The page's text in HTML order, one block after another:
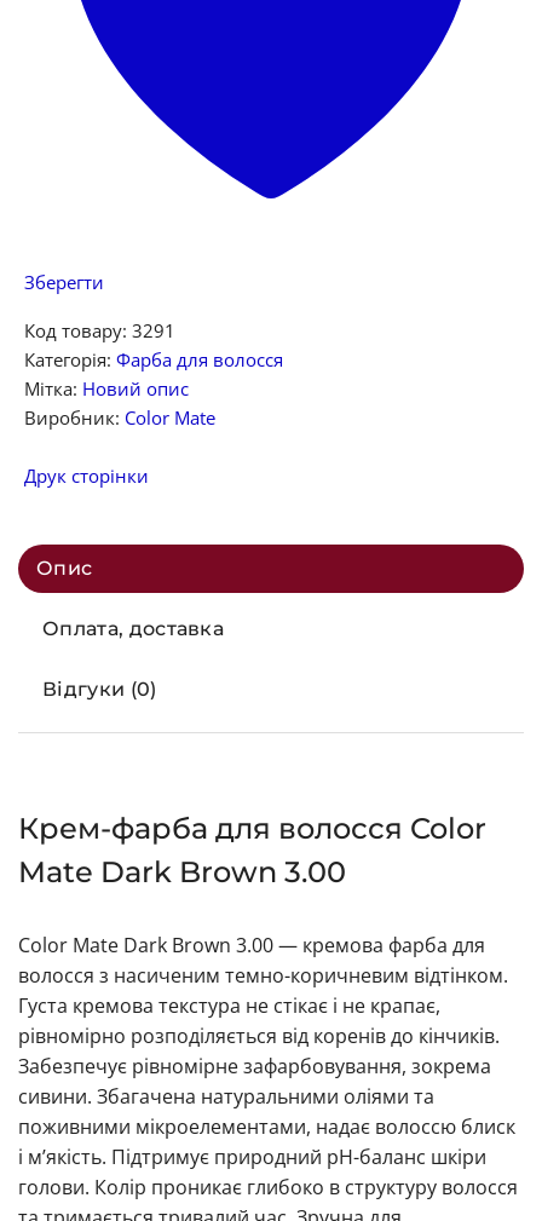
Зберегти
Код товару: 3291
Категорія: Фарба для волосся
Мітка: Новий опис
Виробник: Color Mate
Друк сторінки
Опис
Оплата, доставка
Відгуки (0)
Крем-фарба для волосся Color
Mate Dark Brown 3.00
Color Mate Dark Brown 3.00 — кремова фарба для
волосся з насиченим темно-коричневим відтінком.
Густа кремова текстура не стікає і не крапає,
рівномірно розподіляється від коренів до кінчиків.
Забезпечує рівномірне зафарбовування, зокрема
сивини. Збагачена натуральними оліями та
поживними мікроелементами, надає волоссю блиск
і м’якість. Підтримує природний pH-баланс шкіри
голови. Колір проникає глибоко в структуру волосся